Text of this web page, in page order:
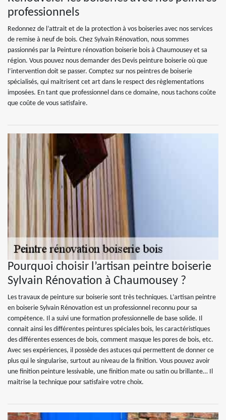
professionnels
Redonnez de l’attrait et de la protection à vos boiseries avec nos services
de remise à neuf de bois. Chez Sylvain Rénovation, nous sommes
passionnés par la Peinture rénovation boiserie bois à Chaumousey et sa
région. Vous pouvez nous demander des Devis peinture boiserie où que
l’intervention doit se passer. Comptez sur nos peintres de boiserie
spécialisés, qui maitrisent cet art dans le respect des règlementations
imposées. En tant que professionnel dans ce domaine, nous tachons coûte
que coûte de vous satisfaire.
Pourquoi choisir l’artisan peintre boiserie
Sylvain Rénovation à Chaumousey ?
Les travaux de peinture sur boiserie sont très techniques. L’artisan peintre
en boiserie Sylvain Rénovation est un professionnel reconnu pour sa
compétence. Il a suivi une formation professionnelle de base solide. Il
connait ainsi les différentes peintures spéciales bois, les caractéristiques
des différentes essences de bois, comment masque les pores de bois, etc.
Avec ses expériences, il possède des astuces qui permettent de donner ce
plus qui le singularise, surtout au niveau de la finition. Vous pouvez avoir
une finition peinture lessivable, une finition mate ou satin ou brillante… Il
maitrise la technique pour satisfaire votre choix.